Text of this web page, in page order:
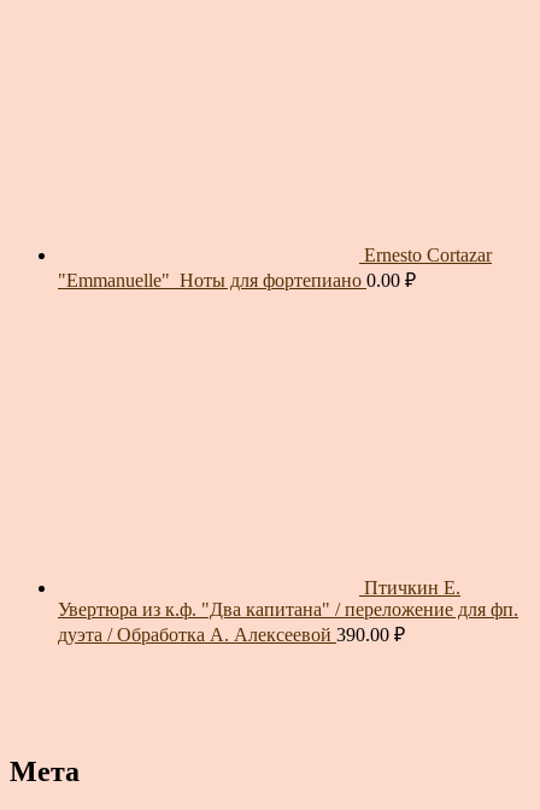
Ernesto Cortazar
"Emmanuelle"_Ноты для фортепиано 0.00 ₽
Птичкин Е.
Увертюра из к.ф. "Два капитана" / переложение для фп.
дуэта / Обработка А. Алексеевой 390.00 ₽
Мета